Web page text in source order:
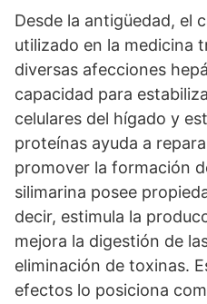
Desde la antigüedad, el
utilizado en la medicina
diversas afecciones
capacidad para
celulares del hígado y
proteínas ayuda a
promover la formación
silimarina posee
decir, estimula la
mejora la digestión de
eliminación de toxinas.
efectos lo posiciona